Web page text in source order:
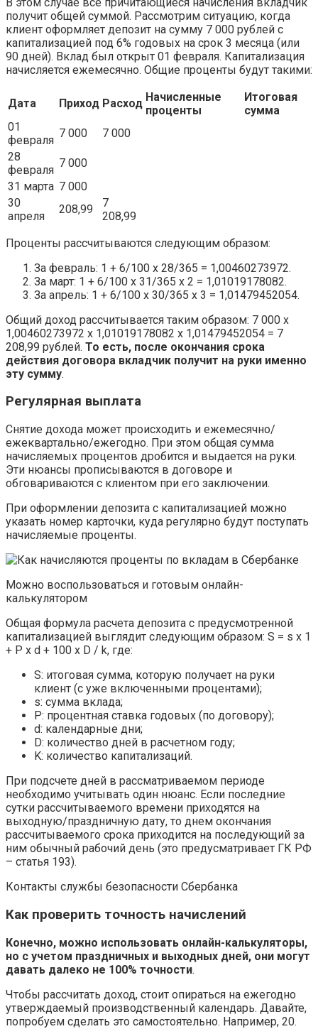
получит общей суммой. Рассмотрим ситуацию, когда
клиент оформляет депозит на сумму 7 000 рублей с
капитализацией под 6% годовых на срок 3 месяца (или
90 дней). Вклад был открыт 01 февраля. Капитализация
начисляется ежемесячно. Общие проценты будут такими:
Дата Приход Расход Начисленные
проценты
Итоговая
сумма
01
февраля
7 000
7 000
28
февраля
7 000
31 марта 7 000
30
апреля
208,99
7
208,99
Проценты рассчитываются следующим образом:
За февраль: 1 + 6/100 х 28/365 = 1,00460273972.
За март: 1 + 6/100 х 31/365 х 2 = 1,01019178082.
За апрель: 1 + 6/100 х 30/365 х 3 = 1,01479452054.
Общий доход рассчитывается таким образом: 7 000 х
1,00460273972 х 1,01019178082 х 1,01479452054 = 7
208,99 рублей. То есть, после окончания срока
действия договора вкладчик получит на руки именно
эту сумму.
Регулярная выплата
Снятие дохода может происходить и ежемесячно/
ежеквартально/ежегодно. При этом общая сумма
начисляемых процентов дробится и выдается на руки.
Эти нюансы прописываются в договоре и
обговариваются с клиентом при его заключении.
При оформлении депозита с капитализацией можно
указать номер карточки, куда регулярно будут поступать
начисляемые проценты.
Можно воспользоваться и готовым онлайн-
калькулятором
Общая формула расчета депозита с предусмотренной
капитализацией выглядит следующим образом: S = s х 1
+ P х d + 100 х D / k, где:
S: итоговая сумма, которую получает на руки
клиент (с уже включенными процентами);
s: сумма вклада;
P: процентная ставка годовых (по договору);
d: календарные дни;
D: количество дней в расчетном году;
K: количество капитализаций.
При подсчете дней в рассматриваемом периоде
необходимо учитывать один нюанс. Если последние
сутки рассчитываемого времени приходятся на
выходную/праздничную дату, то днем окончания
рассчитываемого срока приходится на последующий за
ним обычный рабочий день (это предусматривает ГК РФ
– статья 193).
Контакты службы безопасности Сбербанка
Как проверить точность начислений
Конечно, можно использовать онлайн-калькуляторы,
но с учетом праздничных и выходных дней, они могут
давать далеко не 100% точности.
Чтобы рассчитать доход, стоит опираться на ежегодно
утверждаемый производственный календарь. Давайте,
попробуем сделать это самостоятельно. Например, 20.